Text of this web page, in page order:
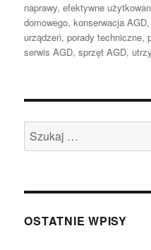
naprawy,efektywne
domowego,konserwacja AGD,
urządzeń,porady techniczne,
serwis AGD,sprzęt AGD,
Szukaj:
OSTATNIE WPISY